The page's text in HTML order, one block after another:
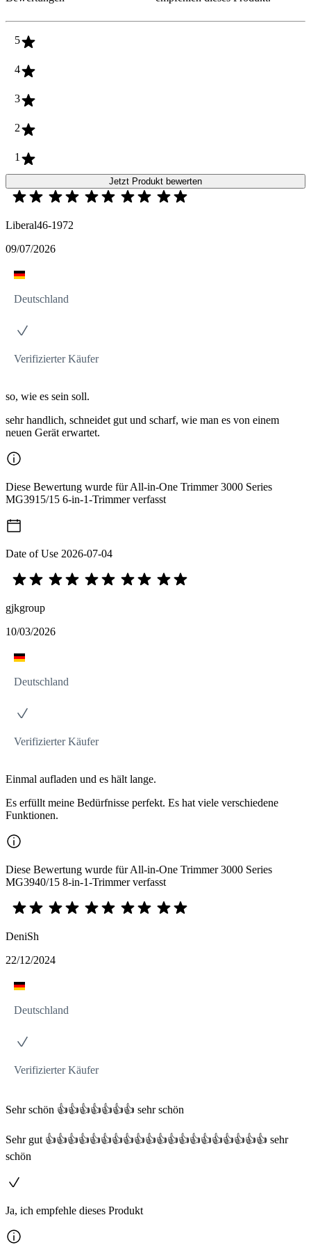
5
4
3
2
1
Jetzt Produkt bewerten
Liberal46-1972
09/07/2026
Deutschland
Verifizierter Käufer
so, wie es sein soll.
sehr handlich, schneidet gut und scharf, wie man es von einem
neuen Gerät erwartet.
Diese Bewertung wurde für All-in-One Trimmer 3000 Series
MG3915/15 6-in-1-Trimmer verfasst
Date of Use 2026-07-04
gjkgroup
10/03/2026
Deutschland
Verifizierter Käufer
Einmal aufladen und es hält lange.
Es erfüllt meine Bedürfnisse perfekt. Es hat viele verschiedene
Funktionen.
Diese Bewertung wurde für All-in-One Trimmer 3000 Series
MG3940/15 8-in-1-Trimmer verfasst
DeniSh
22/12/2024
Deutschland
Verifizierter Käufer
Sehr schön 👍👍👍👍👍👍👍 sehr schön
Sehr gut 👍👍👍👍👍👍👍👍👍👍👍👍👍👍👍👍👍👍👍👍 sehr
schön
Ja, ich empfehle dieses Produkt